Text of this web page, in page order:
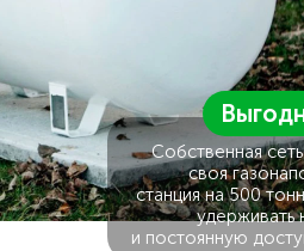
Собственная
своя
станция на 500
удерживать
и постоянную